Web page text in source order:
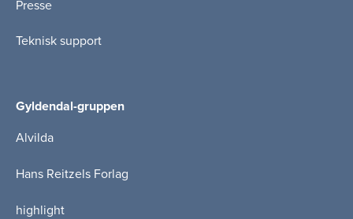
Presse
Teknisk support
Gyldendal-gruppen
Alvilda
Hans Reitzels Forlag
highlight